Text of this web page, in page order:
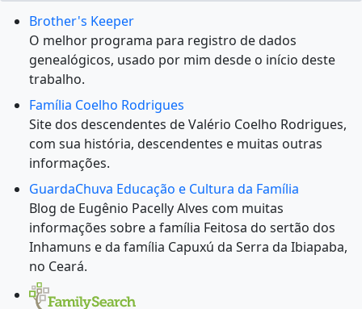
Brother's Keeper
O melhor programa para registro de dados
genealógicos, usado por mim desde o início deste
trabalho.
Família Coelho Rodrigues
Site dos descendentes de Valério Coelho Rodrigues,
com sua história, descendentes e muitas outras
informações.
GuardaChuva Educação e Cultura da Família
Blog de Eugênio Pacelly Alves com muitas
informações sobre a família Feitosa do sertão dos
Inhamuns e da família Capuxú da Serra da Ibiapaba,
no Ceará.